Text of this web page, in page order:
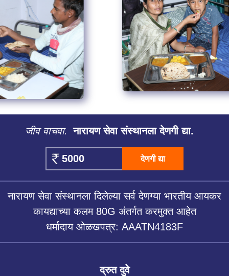
जीव वाचवा. नारायण सेवा संस्थानला देणगी द्या.
देणगी द्या
नारायण सेवा संस्थानला दिलेल्या सर्व देणग्या भारतीय आयकर
कायद्याच्या कलम 80G अंतर्गत करमुक्त आहेत
धर्मादाय ओळखपत्र: AAATN4183F
द्रुत दुवे